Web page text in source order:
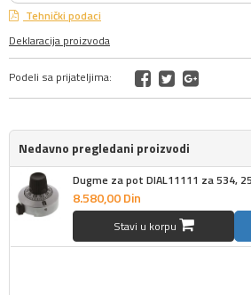
Tehnički podaci
Deklaracija proizvoda
Podeli sa prijateljima:
Nedavno pregledani proizvodi
Dugme za pot DIAL11111 za 534,
8.580,00Din
Stavi u korpu